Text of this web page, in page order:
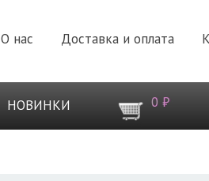
О нас Доставка и оплата
НОВИНКИ 0 ₽